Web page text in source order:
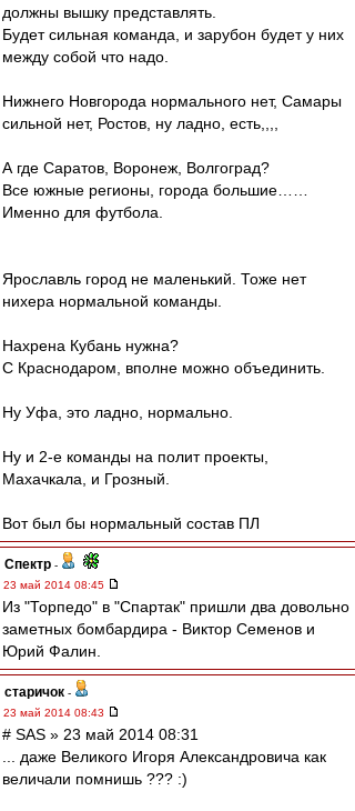
должны вышку представлять.
Будет сильная команда, и зарубон будет у них
между собой что надо.
Нижнего Новгорода нормального нет, Самары
сильной нет, Ростов, ну ладно, есть,,,,
А где Саратов, Воронеж, Волгоград?
Все южные регионы, города большие……
Именно для футбола.
Ярославль город не маленький. Тоже нет
нихера нормальной команды.
Нахрена Кубань нужна?
С Краснодаром, вполне можно объединить.
Ну Уфа, это ладно, нормально.
Ну и 2-е команды на полит проекты,
Махачкала, и Грозный.
Вот был бы нормальный состав ПЛ
Спектр -
23 май 2014 08:45
Из "Торпедо" в "Спартак" пришли два довольно
заметных бомбардира - Виктор Семенов и
Юрий Фалин.
старичок -
23 май 2014 08:43
# SAS » 23 май 2014 08:31
... даже Великого Игоря Александровича как
величали помнишь ??? :)